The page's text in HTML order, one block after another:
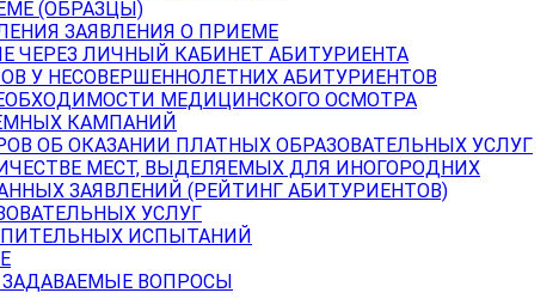
(ОБРАЗЦЫ)
ЗАЯВЛЕНИЯ О ПРИЕМЕ
ЧЕРЕЗ ЛИЧНЫЙ КАБИНЕТ АБИТУРИЕНТА
У НЕСОВЕРШЕННОЛЕТНИХ АБИТУРИЕНТОВ
МЕДИЦИНСКОГО ОСМОТРА
КАМПАНИЙ
ОБ ОКАЗАНИИ ПЛАТНЫХ ОБРАЗОВАТЕЛЬНЫХ УСЛУГ
МЕСТ, ВЫДЕЛЯЕМЫХ ДЛЯ ИНОГОРОДНИХ
ЗАЯВЛЕНИЙ (РЕЙТИНГ АБИТУРИЕНТОВ)
УСЛУГ
ИСПЫТАНИЙ
ВОПРОСЫ